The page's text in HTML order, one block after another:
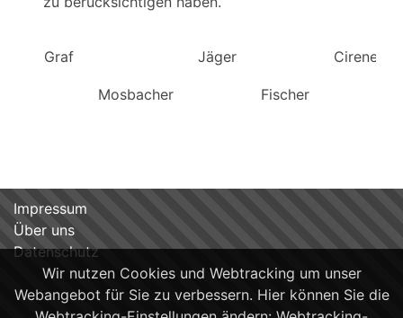
Graf Jäger Cirener
Mosbacher Fischer
Wir nutzen Cookies und Webtracking um unser
Webangebot für Sie zu verbessern. Hier können Sie die
Impressum
Über uns
Datenschutz